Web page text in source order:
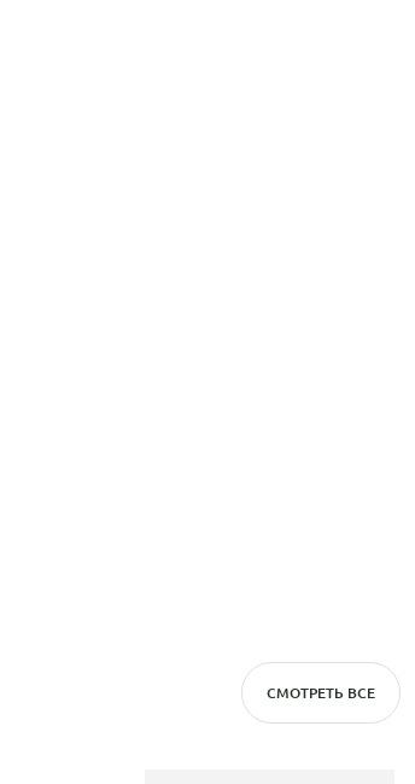
СМОТРЕТЬ ВСЕ